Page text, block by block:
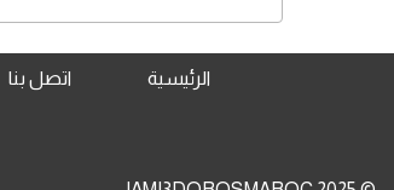
الرئيسية اتصل بنا